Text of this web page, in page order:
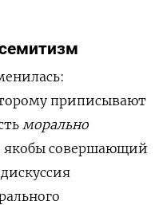
приписывают
морально
якобы совершающий